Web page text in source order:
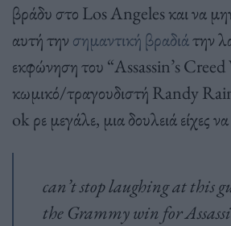
βράδυ στο Los Angeles και να
αυτή την σημαντική βραδιάτην
εκφώνηση του “Assassin’s
κωμικό/τραγουδιστή Randy
ok ρε μεγάλε, μια δουλειά είχες να
can’t stop laughing at this
the Grammy win for